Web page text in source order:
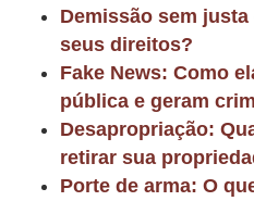
Demissão sem
seus direitos?
Fake News: Como
pública e geram
Desapropriação:
retirar sua
Porte de arma: O